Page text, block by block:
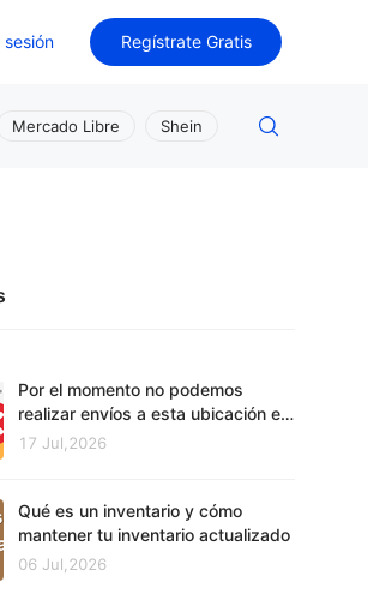
sesión Regístrate Gratis
Mercado Libre Shein
Por el momento no podemos
realizar envíos a esta ubicación en
Mercado Libre
17 Jul,2026
Qué es un inventario y cómo
mantener tu inventario actualizado
06 Jul,2026